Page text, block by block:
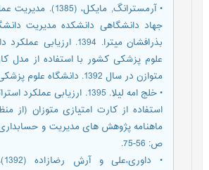
• آرمسترانگ, مایکل،
جهاد دانشگاهی دانشکده مدیریت
بذرافشان میترا. 1394. ارزیابی
علوم پزشکی کشور با استفاده از مدل
متوازن در سال 1392. دانشگاه علوم پزشکی کرمان.
• خلج امه لیلا. 1395. ارزیابی
استفاده از کارت امتیازی متوزان (از
ص: 56-75.
•